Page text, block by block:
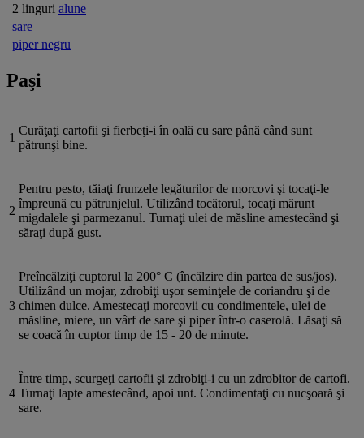
2 linguri alune
sare
piper negru
Paşi
1
Curăţaţi cartofii şi fierbeţi-i în oală cu sare până când sunt
pătrunşi bine.
2
Pentru pesto, tăiaţi frunzele legăturilor de morcovi şi tocaţi-le
împreună cu pătrunjelul. Utilizând tocătorul, tocaţi mărunt
migdalele şi parmezanul. Turnaţi ulei de măsline amestecând şi
săraţi după gust.
3
Preîncălziţi cuptorul la 200° C (încălzire din partea de sus/jos).
Utilizând un mojar, zdrobiţi uşor seminţele de coriandru şi de
chimen dulce. Amestecaţi morcovii cu condimentele, ulei de
măsline, miere, un vârf de sare şi piper într-o caserolă. Lăsaţi să
se coacă în cuptor timp de 15 - 20 de minute.
4
Între timp, scurgeţi cartofii şi zdrobiţi-i cu un zdrobitor de cartofi.
Turnaţi lapte amestecând, apoi unt. Condimentaţi cu nucşoară şi
sare.